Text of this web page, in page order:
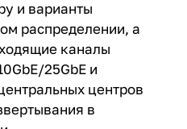
и варианты
распределении, а
каналы
25GbE и
центров
в